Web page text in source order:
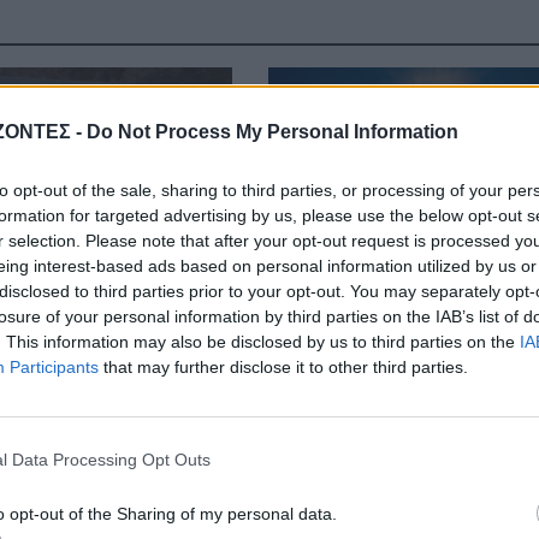
- Do Not Process My Personal Information
opt-out of the sale, sharing to third parties, or processing of your
for targeted advertising by us, please use the below opt-out
selection. Please note that after your opt-out request is processed
interest-based ads based on personal information utilized by us
to third parties prior to your opt-out. You may separately
of your personal information by third parties on the IAB’s list of
This information may also be disclosed by us to third parties on the
Participants that may further disclose it to other third parties.
Data Processing Opt Outs
opt-out of the Sharing of my personal data.
του ΕΛΑΣ στο
Κατσοματάδο
5 Αυγούστου 2026
ΚΡΗΤΗ
Πέμπτης 6 Αυγούστου
5 Αυγούστου 2026